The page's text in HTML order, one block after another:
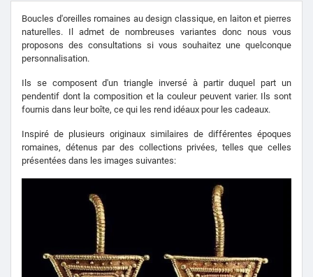
Boucles d'oreilles romaines au design classique, en laiton et pierres
naturelles. Il admet de nombreuses variantes donc nous vous
proposons des consultations si vous souhaitez une quelconque
personnalisation.
Ils se composent d'un triangle inversé à partir duquel part un
pendentif dont la composition et la couleur peuvent varier. Ils sont
fournis dans leur boîte, ce qui les rend idéaux pour les cadeaux.
Inspiré de plusieurs originaux similaires de différentes époques
romaines, détenus par des collections privées, telles que celles
présentées dans les images suivantes: